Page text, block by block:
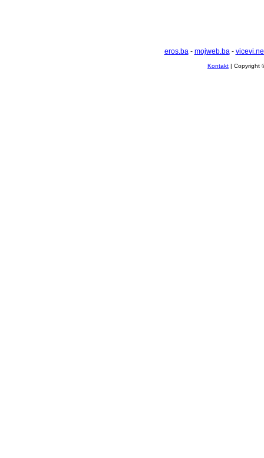
eros.ba- mojweb.ba-
Kontakt | Copyright